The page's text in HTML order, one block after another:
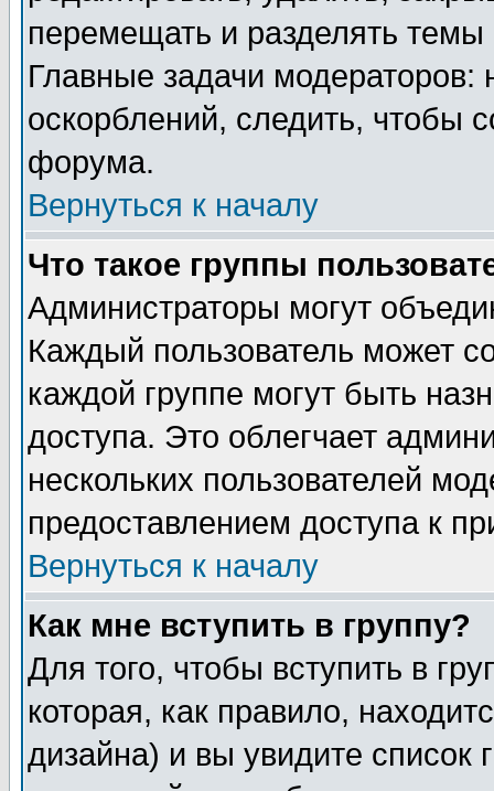
перемещать и разделять
Главные задачи
оскорблений, следить, чтобы
форума.
Вернуться к началу
Что такое группы
Администраторы могут
Каждый пользователь может
каждой группе могут быть
доступа. Это облегчает
нескольких пользователей
предоставлением доступа к
Вернуться к началу
Как мне вступить в группу?
Для того, чтобы вступить в
которая, как правило,
дизайна) и вы увидите список